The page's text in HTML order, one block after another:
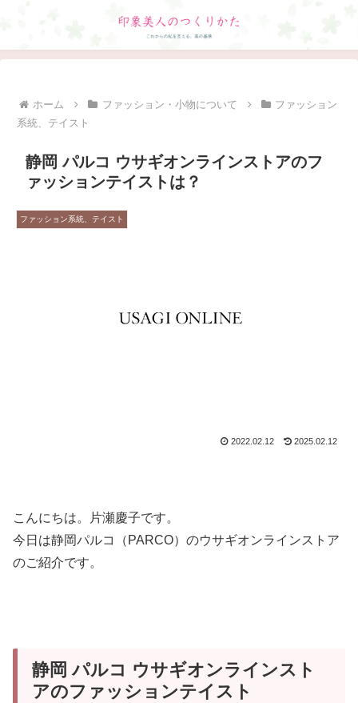
ホーム ファッション・小物について
ファッション
系統、テイスト
静岡 パルコ ウサギオンラインストアのフ
ァッションテイストは？
ファッション系統、テイスト
2022.02.12 2025.02.12
こんにちは。片瀬慶子です。
今日は静岡パルコ（PARCO）のウサギオンラインストア
のご紹介です。
静岡 パルコ ウサギオンラインスト
アのファッションテイスト